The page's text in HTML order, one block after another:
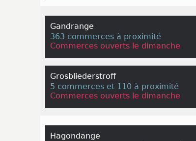
Gandrange
363 commerces à proximité
Commerces ouverts le dimanche
Grosbliederstroff
5 commerces et 110 à proximité
Commerces ouverts le dimanche
Hagondange